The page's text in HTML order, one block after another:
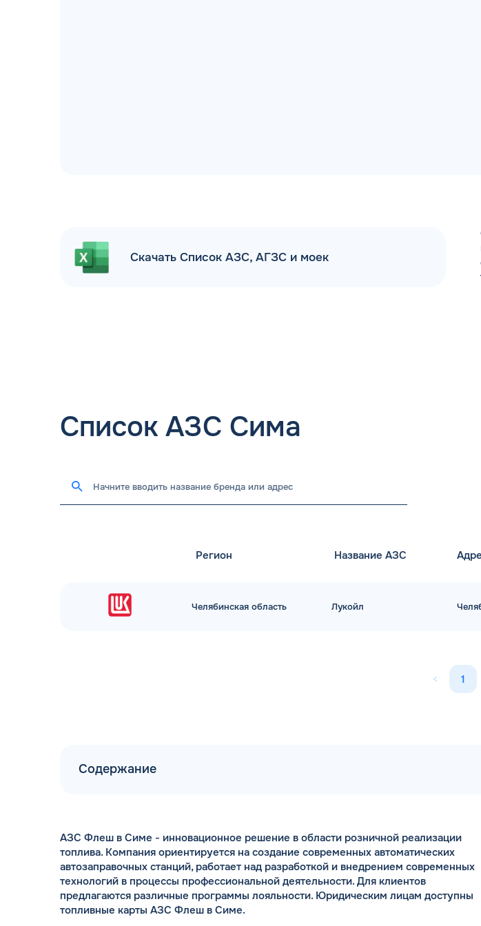
Скачать Список АЗС, АГЗС и моек
Список АЗС Сима
Регион Название АЗС
Челябинская область Лукойл
< 1
Содержание
АЗС Флеш в Симе - инновационное решение в области розничной реализации
топлива. Компания ориентируется на создание современных автоматических
автозаправочных станций, работает над разработкой и внедрением современных
технологий в процессы профессиональной деятельности. Для клиентов
предлагаются различные программы лояльности. Юридическим лицам доступны
топливные карты АЗС Флеш в Симе.